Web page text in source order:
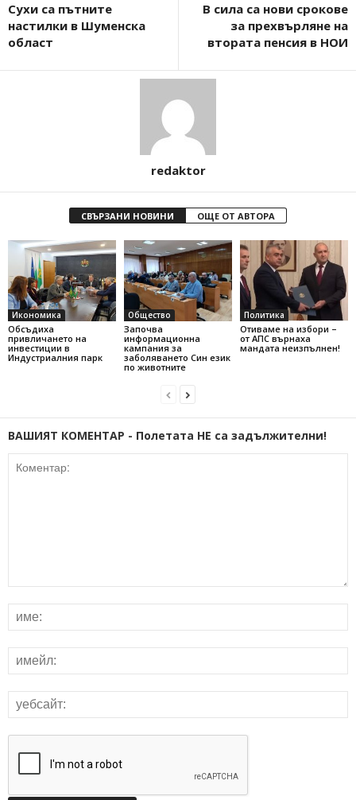
Сухи са пътните
настилки в Шуменска
област
В сила са нови срокове
за прехвърляне на
втората пенсия в НОИ
redaktor
СВЪРЗАНИ НОВИНИ ОЩЕ ОТ АВТОРА
Икономика
Обсъдиха
привличането на
инвестиции в
Индустриалния парк
Общество
Започва
информационна
кампания за
заболяването Син език
по животните
Политика
Отиваме на избори –
от АПС върнаха
мандата неизпълнен!
ВАШИЯТ КОМЕНТАР - Полетата НЕ са задължителни!